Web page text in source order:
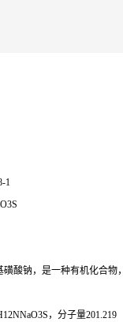
1
酸钠，是一种有机化合物
，分子量201.219